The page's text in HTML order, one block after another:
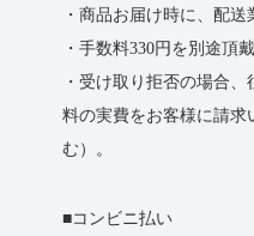
・商品お届け時に、配送
・手数料330円を別途頂
・受け取り拒否の​場合
料の​実費を​お客様に​請求
む）。
コンビニ払い